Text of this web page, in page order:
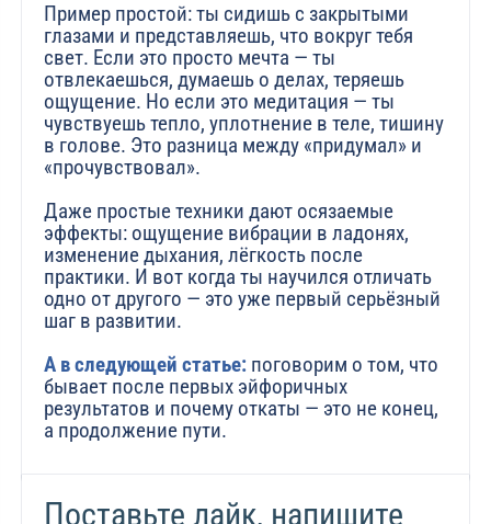
Пример простой: ты сидишь с закрытыми
глазами и представляешь, что вокруг тебя
свет. Если это просто мечта — ты
отвлекаешься, думаешь о делах, теряешь
ощущение. Но если это медитация — ты
чувствуешь тепло, уплотнение в теле, тишину
в голове. Это разница между «придумал» и
«прочувствовал».
Даже простые техники дают осязаемые
эффекты: ощущение вибрации в ладонях,
изменение дыхания, лёгкость после
практики. И вот когда ты научился отличать
одно от другого — это уже первый серьёзный
шаг в развитии.
А в следующей статье: поговорим о том, что
бывает после первых эйфоричных
результатов и почему откаты — это не конец,
а продолжение пути.
Поставьте лайк, напишите